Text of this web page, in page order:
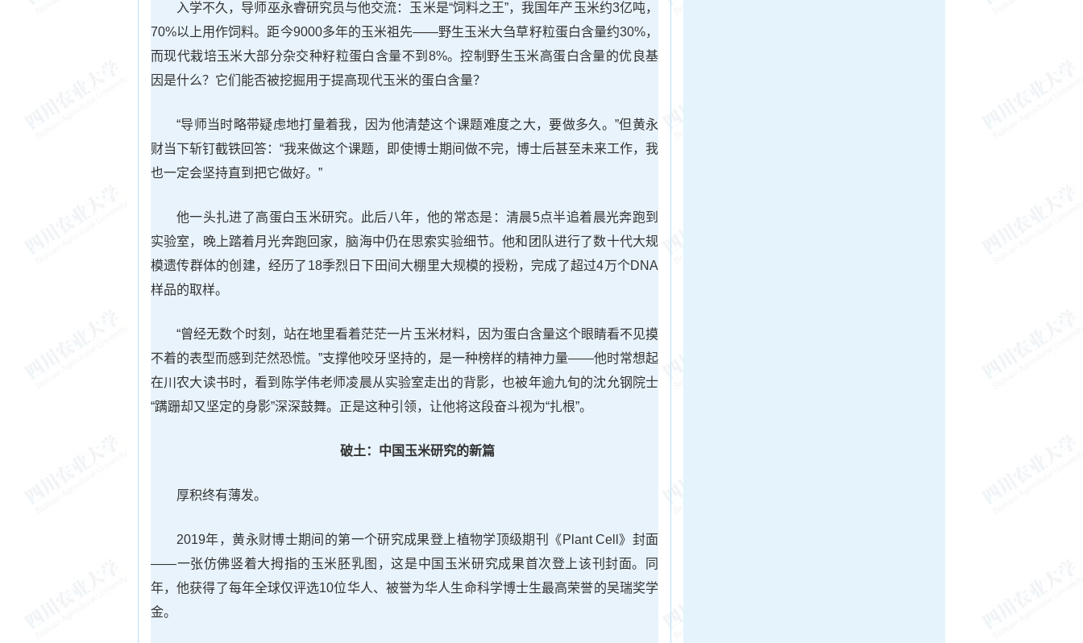
入学不久，导师巫永睿研究员与他交流：玉米是“饲料之王”，我国年产玉米约3亿吨，
70%以上用作饲料。距今9000多年的玉米祖先——野生玉米大刍草籽粒蛋白含量约30%，
而现代栽培玉米大部分杂交种籽粒蛋白含量不到8%。控制野生玉米高蛋白含量的优良基
因是什么？它们能否被挖掘用于提高现代玉米的蛋白含量？
“导师当时略带疑虑地打量着我，因为他清楚这个课题难度之大，要做多久。”但黄永
财当下斩钉截铁回答：“我来做这个课题，即使博士期间做不完，博士后甚至未来工作，我
也一定会坚持直到把它做好。”
他一头扎进了高蛋白玉米研究。此后八年，他的常态是：清晨5点半追着晨光奔跑到
实验室，晚上踏着月光奔跑回家，脑海中仍在思索实验细节。他和团队进行了数十代大规
模遗传群体的创建，经历了18季烈日下田间大棚里大规模的授粉，完成了超过4万个DNA
样品的取样。
“曾经无数个时刻，站在地里看着茫茫一片玉米材料，因为蛋白含量这个眼睛看不见摸
不着的表型而感到茫然恐慌。”支撑他咬牙坚持的，是一种榜样的精神力量——他时常想起
在川农大读书时，看到陈学伟老师凌晨从实验室走出的背影，也被年逾九旬的沈允钢院士
“蹒跚却又坚定的身影”深深鼓舞。正是这种引领，让他将这段奋斗视为“扎根”。
破土：中国玉米研究的新篇
厚积终有薄发。
2019年，黄永财博士期间的第一个研究成果登上植物学顶级期刊《Plant Cell》封面
——一张仿佛竖着大拇指的玉米胚乳图，这是中国玉米研究成果首次登上该刊封面。同
年，他获得了每年全球仅评选10位华人、被誉为华人生命科学博士生最高荣誉的吴瑞奖学
金。